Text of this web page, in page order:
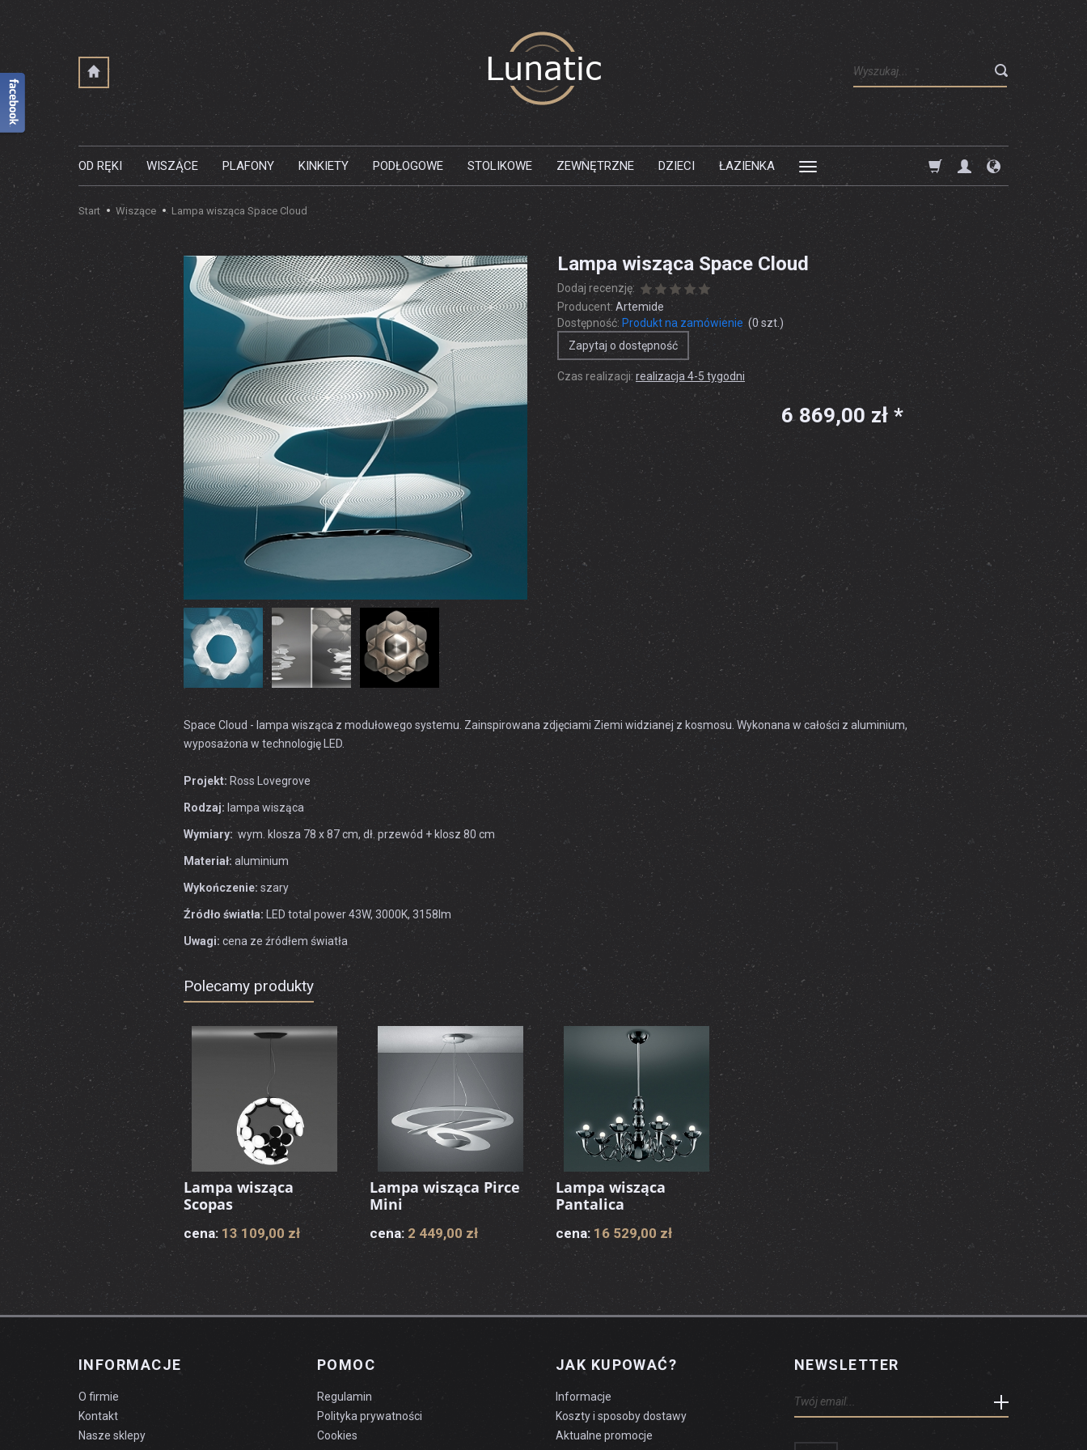
Wyszukaj
OD RĘKI WISZĄCE PLAFONY KINKIETY PODŁOGOWE STOLIKOWE ZEWNĘTRZNE DZIECI ŁAZIENKA
Start Wiszące Lampa wisząca Space Cloud
Lampa wisząca Space Cloud
Dodaj recenzję:
Producent: Artemide
Dostępność: Produkt na zamówienie (0szt.)
Zapytaj o dostępność
Czas realizacji: realizacja 4-5 tygodni
6 869,00 zł *
Space Cloud - lampa wisząca z modułowego systemu. Zainspirowana zdjęciami Ziemi widzianej z kosmosu. Wykonana w całości z aluminium,
wyposażona w technologię LED.
Projekt: Ross Lovegrove
Rodzaj: lampa wisząca
Wymiary: wym. klosza 78 x 87 cm, dł. przewód + klosz 80 cm
Materiał: aluminium
Wykończenie: szary
Źródło światła: LED total power 43W, 3000K, 3158lm
Uwagi: cena ze źródłem światła
Polecamy produkty
Lampa wisząca
Scopas
cena: 13 109,00 zł
Lampa wisząca Pirce
Mini
cena: 2 449,00 zł
Lampa wisząca
Pantalica
cena: 16 529,00 zł
NEWSLETTER
INFORMACJE
O firmie
Kontakt
Nasze sklepy
POMOC
Regulamin
Polityka prywatności
Cookies
JAK KUPOWAĆ?
Informacje
Koszty i sposoby dostawy
Aktualne promocje